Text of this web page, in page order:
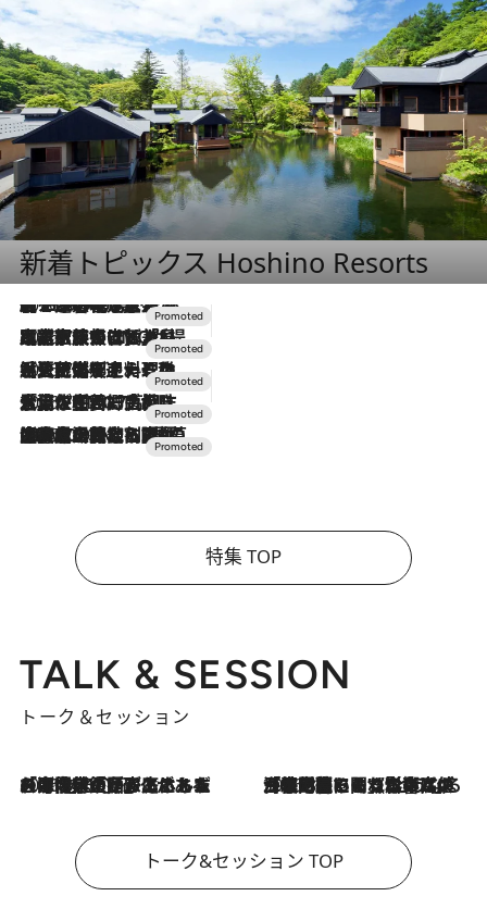
新着トピックス Hoshino Resorts
2026.8.7
【トンボの足水浴】ヒノキの香りに包まれて涼感マックス！約13℃の湧水かけ流しを避暑地「星野温泉 トンボの湯」で体験
2026.7.31
【ホテル帰省】という選択肢をOMOが提案。家族とほどよい距離を保つには「昼は実家、夜は気兼ねなくホテルで！」
2026.7.24
【夏限定ディナーコース】旬を迎える稚鮎や花ズッキーニなどをイタリア・トスカーナの郷土料理の手法で満喫！
2026.7.17
「土佐和ハーブかき氷」がOMO7高知に登場！生姜、山椒、大葉など目にも舌にも涼を呼ぶ郷土の味
2026.7.10
NEW OPEN！【界 草津】名湯の地に誕生。趣の異なる2種の温泉と上州ならではの会席・蕎麦割烹など美食を味わう究極の癒やし旅
特集 TOP
TALK & SESSION
トーク＆セッション
2026.8.3
「今後値上げがあるとすれば…」「リスクがあるのは今年の冬」エネルギー専門家が語る、ホルムズ海峡封鎖が家庭にもたらす“ある心配” 2026.8.3
「住宅建てられない…」「サーチャージ料の高値が続いている」ホルムズ海峡封鎖による影響はいつまで続く？《エネルギー専門家に聞く“どうなる日本の暮らし”》
トーク&セッション TOP